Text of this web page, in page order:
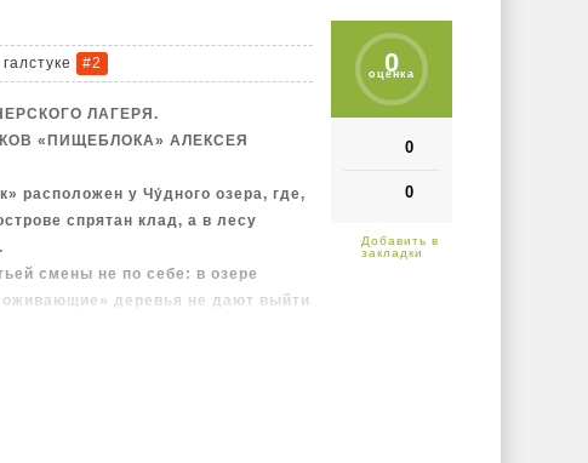
0
оценка
0
0
#2
ЛАГЕРЯ.
«ПИЩЕБЛОКА» АЛЕКСЕЯ
расположен у Чу́дного озера, где,
спрятан клад, а в лесу
смены не по себе: в озере
деревья не дают выйти